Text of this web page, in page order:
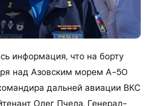
информация, что на борту
над Азовским морем А-50
дальней авиации ВКС
Олег Пчела. Генерал-